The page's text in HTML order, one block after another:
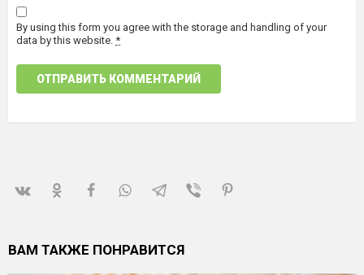
By using this form you agree with the storage and handling of your
data by this website. *
ВАМ ТАКЖЕ ПОНРАВИТСЯ